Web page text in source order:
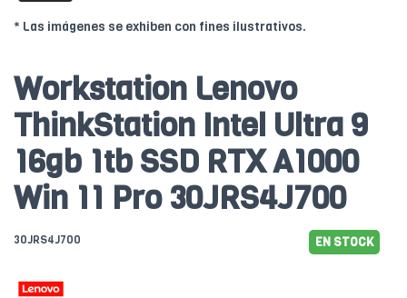
* Las imágenes se exhiben con fines ilustrativos.
Workstation Lenovo
ThinkStation Intel Ultra 9
16gb 1tb SSD RTX A1000
Win 11 Pro 30JRS4J700
30JRS4J700 EN STOCK